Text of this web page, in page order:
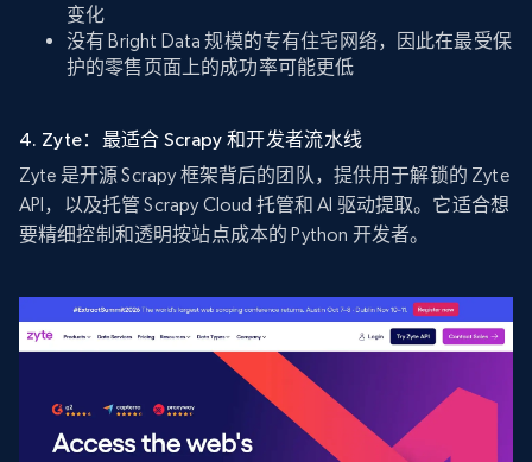
变化
没有 Bright Data 规模的专有住宅网络，因此在最受保
护的零售页面上的成功率可能更低
4. Zyte：最适合 Scrapy 和开发者流水线
Zyte 是开源 Scrapy 框架背后的团队，提供用于解锁的 Zyte
API，以及托管 Scrapy Cloud 托管和 AI 驱动提取。它适合想
要精细控制和透明按站点成本的 Python 开发者。